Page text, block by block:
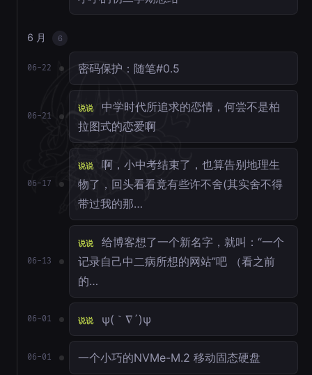
6 月 6
06-22 密码保护：随笔#0.5
06-21
说说
中学时代所追求的恋情，何尝不是柏
拉图式的恋爱啊
06-17
说说
啊，小中考结束了，也算告别地理生
物了，回头看看竟有些许不舍(其实舍不得
带过我的那…
06-13
说说
给博客想了一个新名字，就叫：“一个
记录自己中二病所想的网站”吧 （看之前
的…
06-01 说说 ψ(｀∇´)ψ
06-01 一个小巧的NVMe-M.2 移动固态硬盘